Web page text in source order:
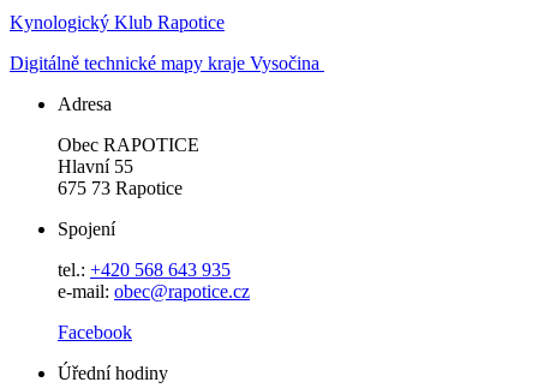
Kynologický Klub Rapotice
Digitálně technické mapy kraje Vysočina
Adresa
Obec RAPOTICE
Hlavní 55
675 73 Rapotice
Spojení
tel.: +420 568 643 935
e-mail: obec@rapotice.cz
Facebook
Úřední hodiny